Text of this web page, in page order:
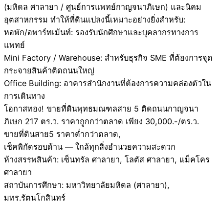
(มหิดล ศาลายา / ศูนย์การแพทย์กาญจนาภิเษก) และนิคม
อุตสาหกรรม ทำให้ที่ดินแปลงนี้เหมาะอย่างยิ่งสำหรับ:
หอพัก/อพาร์ทเม้นท์: รองรับนักศึกษาและบุคลากรทางการ
แพทย์
Mini Factory / Warehouse: สำหรับธุรกิจ SME ที่ต้องการจุด
กระจายสินค้าติดถนนใหญ่
Office Building: อาคารสำนักงานที่ต้องการความคล่องตัวใน
การเดินทาง
โอกาสทอง! ขายที่ดินพุทธมณฑลสาย 5 ติดถนนกาญจนา
ภิเษก 217 ตร.ว. ราคาถูกกว่าตลาด เพียง 30,000.-/ตร.ว.
ขายที่ดินสาย5 ราคาต่ำกว่าตลาด,
เช็คพิกัดรอบด้าน — ใกล้ทุกสิ่งอำนวยความสะดวก
ห้างสรรพสินค้า: เซ็นทรัล ศาลายา, โลตัส ศาลายา, แม็คโคร
ศาลายา
สถาบันการศึกษา: มหาวิทยาลัยมหิดล (ศาลายา),
มทร.รัตนโกสินทร์